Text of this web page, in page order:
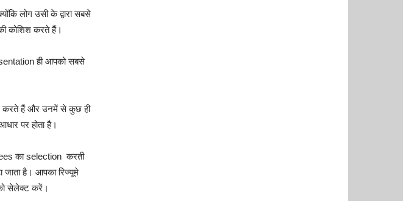
लोग उसी के द्वारा सबसे
कोशिश करते हैं।
ही आपको सबसे
करते हैं और उनमें से कुछ ही
पर होता है।
का selection करती
जाता है। आपका रिज्यूमे
सेलेक्ट करें।